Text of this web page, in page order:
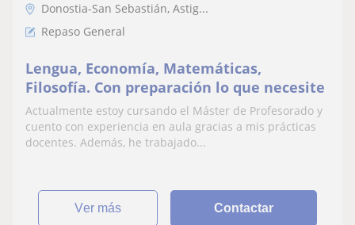
Donostia-San Sebastián, Astig...
Repaso General
Lengua, Economía, Matemáticas,
Filosofía. Con preparación lo que necesite
Actualmente estoy cursando el Máster de Profesorado y
cuento con experiencia en aula gracias a mis prácticas
docentes. Además, he trabajado...
ver más Contactar